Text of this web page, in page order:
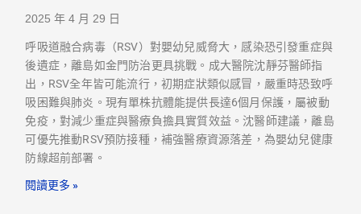
2025 年 4 月 29 日
呼吸道融合病毒（RSV）對嬰幼兒威脅大，感染恐引發重症與
後遺症，離島如金門防治更具挑戰。成大醫院沈靜芬醫師指
出，RSV全年皆可能流行，初期症狀類似感冒，嚴重時恐致呼
吸困難與肺炎。現有單株抗體能提供長達6個月保護，屬被動
免疫，對減少重症與醫療負擔具實質效益。沈醫師建議，離島
可優先推動RSV預防接種，補強醫療資源落差，為嬰幼兒健康
防線超前部署。
閱讀更多 »